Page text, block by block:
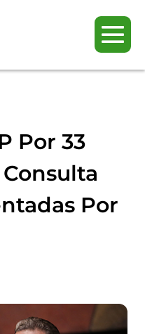
Por 33
Por